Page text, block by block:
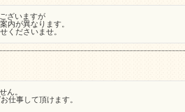
ざいますが
内が異なります。
くださいませ。
ん。
仕事して頂けます。